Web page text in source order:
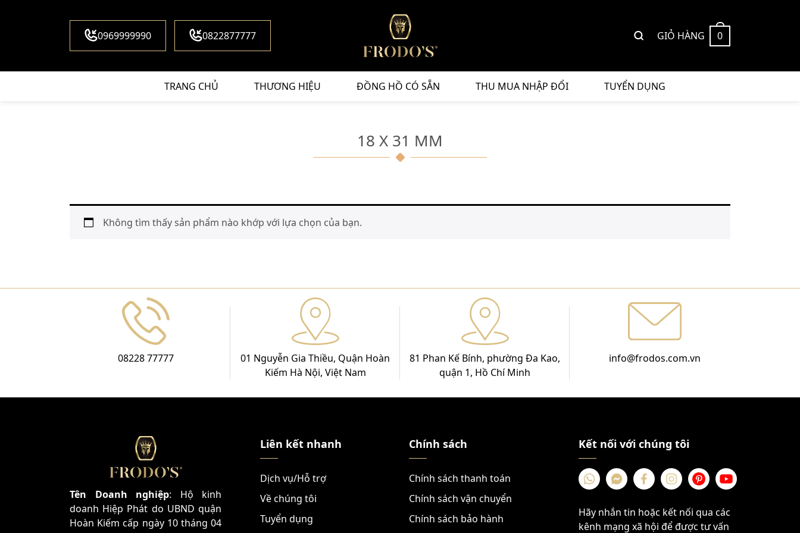
0969999990 0822877777 GIỎ HÀNG 0
TRANG CHỦ THƯƠNG HIỆU ĐỒNG HỒ CÓ SẴN THU MUA NHẬP ĐỔI TUYỂN DỤNG
18 X 31 MM
Không tìm thấy sản phẩm nào khớp với lựa chọn của bạn.
08228 77777
01 Nguyễn Gia Thiều, Quận Hoàn
Kiếm Hà Nội, Việt Nam
81 Phan Kế Bính, phường Đa Kao,
quận 1, Hồ Chí Minh
info@frodos.com.vn
Tên Doanh nghiệp: Hộ kinh
doanh Hiệp Phát do UBND quận
Hoàn Kiếm cấp ngày 10 tháng 04
Liên kết nhanh
Dịch vụ/Hỗ trợ
Về chúng tôi
Tuyển dụng
Chính sách
Chính sách thanh toán
Chính sách vận chuyển
Chính sách bảo hành
Kết nối với chúng tôi
Hãy nhắn tin hoặc kết nối qua các
kênh mạng xã hội để được tư vấn